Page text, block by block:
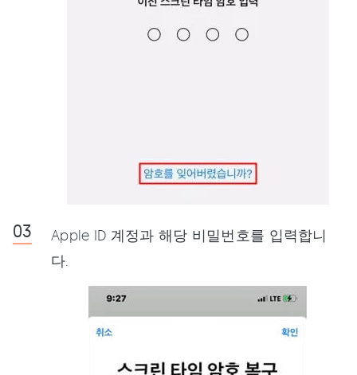
Apple ID 계정과 해당 비밀번호를 입력합니
다.